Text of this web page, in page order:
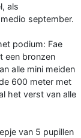
als
september.
podium: Fae
een bronzen
alle mini meiden
600 meter met
het verst van alle
van 5 pupillen